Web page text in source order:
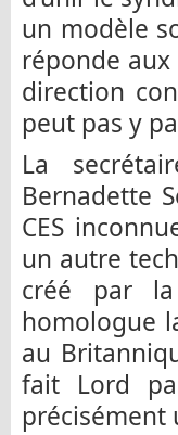
un modèle
réponde
direction
peut pas y
La
Bernadette
CES
un autre
créé par
homologue
au
fait Lord
précisément